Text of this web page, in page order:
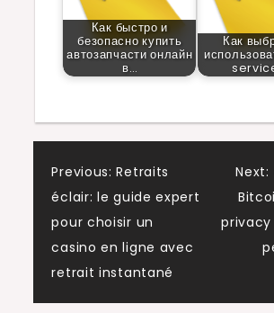
Как быстро и
безопасно купить
автозапчасти онлайн
в…
Как
Post
navigation
Previous: Retraits
éclair: le guide expert
pour choisir un
casino en ligne avec
retrait instantané
Next: